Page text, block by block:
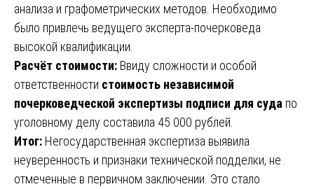
анализа и графометрических методов. Необходимо
было привлечь ведущего эксперта-почерковеда
высокой квалификации.
Расчёт стоимости: Ввиду сложности и особой
ответственности стоимость независимой
почерковедческой экспертизы подписи для суда по
уголовному делу составила 45 000 рублей.
Итог: Негосударственная экспертиза выявила
неуверенность и признаки технической подделки, не
отмеченные в первичном заключении. Это стало